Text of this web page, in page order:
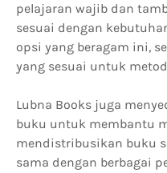
pelajaran wajib dan
sesuai dengan
opsi yang beragam ini,
yang sesuai untuk
Lubna Books juga
buku untuk membantu
mendistribusikan buku
sama dengan berbagai